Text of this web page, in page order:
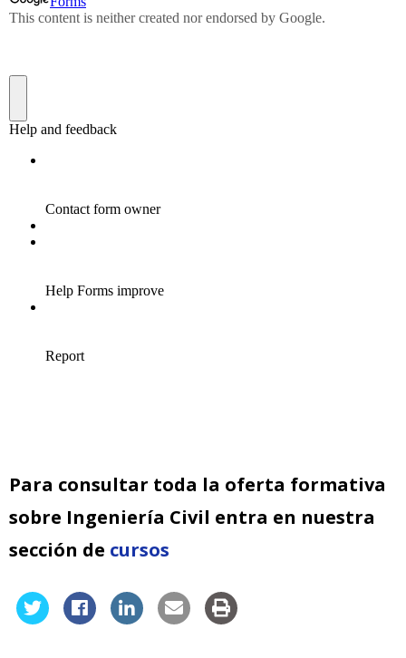
Para consultar toda la oferta formativa
sobre Ingeniería Civil entra en nuestra
sección de cursos